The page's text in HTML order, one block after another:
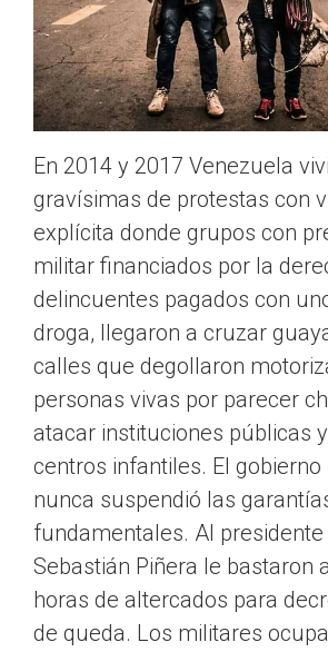
En 2014 y 2017 Venezuela
gravísimas de protestas con
explícita donde grupos con
militar financiados por la
delincuentes pagados con
droga, llegaron a cruzar
calles que degollaron
personas vivas por parecer
atacar instituciones públicas
centros infantiles. El gobierno
nunca suspendió las
fundamentales. Al presidente
Sebastián Piñera le bastaron
horas de altercados para
de queda. Los militares